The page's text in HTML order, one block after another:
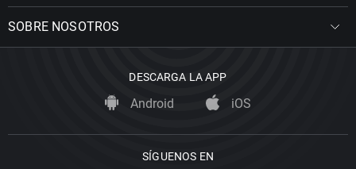
SOBRE NOSOTROS
DESCARGA LA APP
Android iOS
SÍGUENOS EN